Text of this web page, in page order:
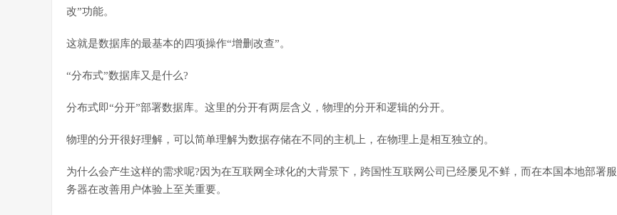
改”功能。
这就是数据库的最基本的四项操作“增删改查”。
“分布式”数据库又是什么?
分布式即“分开”部署数据库。这里的分开有两层含义，物理的分开和逻辑的分开。
物理的分开很好理解，可以简单理解为数据存储在不同的主机上，在物理上是相互独立的。
为什么会产生这样的需求呢?因为在互联网全球化的大背景下，跨国性互联网公司已经屡见不鲜，而在本国本地部署服
务器在改善用户体验上至关重要。